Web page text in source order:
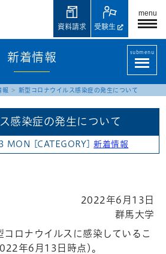
menu
受験生
資料請求
新着情報 submenu
報 新型コロナウイルス感染症の発生について
感染症の発生について
MON [CATEGORY]新着情報
2022年6月13日
群馬大学
ロナウイルスに感染しているこ
年6月13日時点)。